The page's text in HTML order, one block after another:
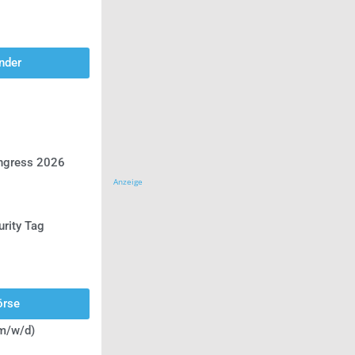
2026
Tag
w/d)
Anzeige